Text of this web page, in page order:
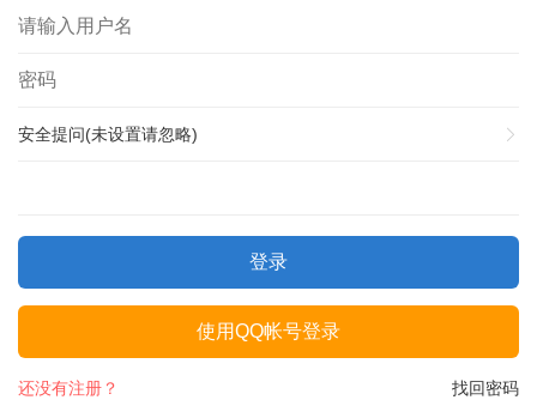
安全提问(未设置请忽略)
登录
使用QQ帐号登录
找回密码
还没有注册？